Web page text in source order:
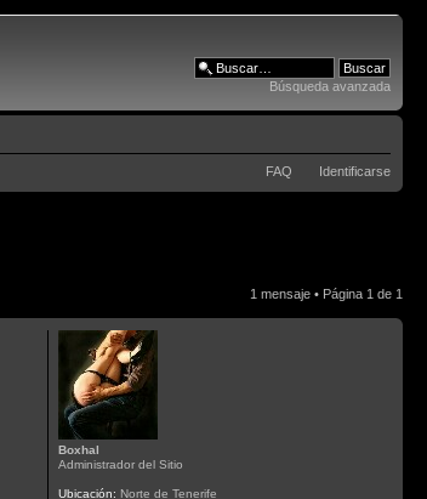
Búsqueda avanzada
FAQ Identificarse
1 mensaje • Página 1 de 1
Boxhal
Administrador del Sitio
Ubicación: Norte de Tenerife